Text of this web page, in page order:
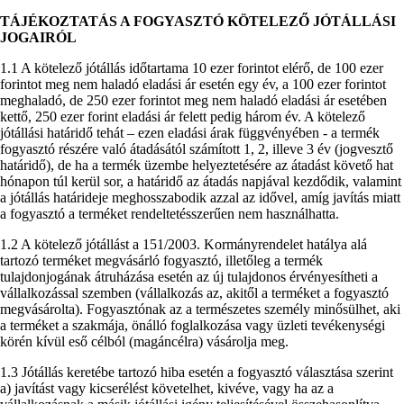
TÁJÉKOZTATÁS A FOGYASZTÓ KÖTELEZŐ JÓTÁLLÁSI
JOGAIRÓL
1.1 A kötelező jótállás időtartama 10 ezer forintot elérő, de 100 ezer
forintot meg nem haladó eladási ár esetén egy év, a 100 ezer forintot
meghaladó, de 250 ezer forintot meg nem haladó eladási ár esetében
kettő, 250 ezer forint eladási ár felett pedig három év. A kötelező
jótállási határidő tehát – ezen eladási árak függvényében - a termék
fogyasztó részére való átadásától számított 1, 2, illeve 3 év (jogvesztő
határidő), de ha a termék üzembe helyeztetésére az átadást követő hat
hónapon túl kerül sor, a határidő az átadás napjával kezdődik, valamint
a jótállás határideje meghosszabodik azzal az idővel, amíg javítás miatt
a fogyasztó a terméket rendeltetésszerűen nem használhatta.
1.2 A kötelező jótállást a 151/2003. Kormányrendelet hatálya alá
tartozó terméket megvásárló fogyasztó, illetőleg a termék
tulajdonjogának átruházása esetén az új tulajdonos érvényesítheti a
vállalkozással szemben (vállalkozás az, akitől a terméket a fogyasztó
megvásárolta). Fogyasztónak az a természetes személy minősülhet, aki
a terméket a szakmája, önálló foglalkozása vagy üzleti tevékenységi
körén kívül eső célból (magáncélra) vásárolja meg.
1.3 Jótállás keretébe tartozó hiba esetén a fogyasztó választása szerint
a) javítást vagy kicserélést követelhet, kivéve, vagy ha az a